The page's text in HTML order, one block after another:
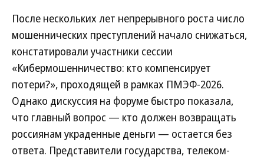
После нескольких лет непрерывного роста число
мошеннических преступлений начало снижаться,
констатировали участники сессии
«Кибермошенничество: кто компенсирует
потери?», проходящей в рамках ПМЭФ-2026.
Однако дискуссия на форуме быстро показала,
что главный вопрос — кто должен возвращать
россиянам украденные деньги — остается без
ответа. Представители государства, телеком-